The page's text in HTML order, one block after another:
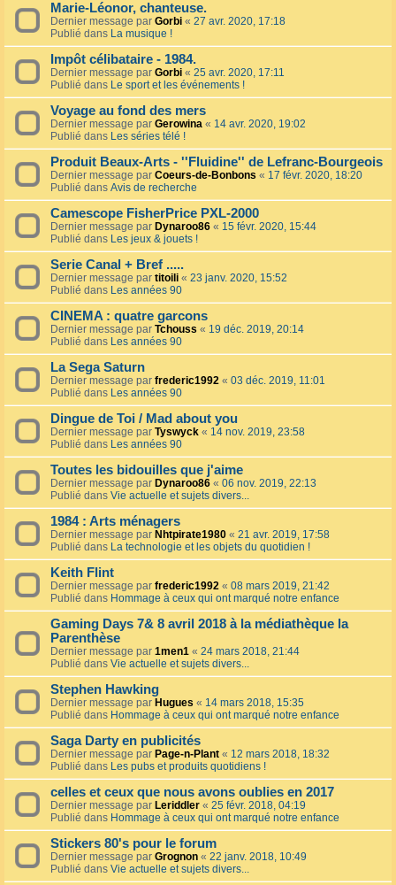
Marie-Léonor, chanteuse.
Dernier message par Gorbi « 27 avr. 2020, 17:18
Publié dans La musique !
Impôt célibataire - 1984.
Dernier message par Gorbi « 25 avr. 2020, 17:11
Publié dans Le sport et les événements !
Voyage au fond des mers
Dernier message par Gerowina « 14 avr. 2020, 19:02
Publié dans Les séries télé !
Produit Beaux-Arts - ''Fluidine'' de Lefranc-Bourgeois
Dernier message par Coeurs-de-Bonbons « 17 févr. 2020, 18:20
Publié dans Avis de recherche
Camescope FisherPrice PXL-2000
Dernier message par Dynaroo86 « 15 févr. 2020, 15:44
Publié dans Les jeux & jouets !
Serie Canal + Bref .....
Dernier message par titoili « 23 janv. 2020, 15:52
Publié dans Les années 90
CINEMA : quatre garcons
Dernier message par Tchouss « 19 déc. 2019, 20:14
Publié dans Les années 90
La Sega Saturn
Dernier message par frederic1992 « 03 déc. 2019, 11:01
Publié dans Les années 90
Dingue de Toi / Mad about you
Dernier message par Tyswyck « 14 nov. 2019, 23:58
Publié dans Les années 90
Toutes les bidouilles que j'aime
Dernier message par Dynaroo86 « 06 nov. 2019, 22:13
Publié dans Vie actuelle et sujets divers...
1984 : Arts ménagers
Dernier message par Nhtpirate1980 « 21 avr. 2019, 17:58
Publié dans La technologie et les objets du quotidien !
Keith Flint
Dernier message par frederic1992 « 08 mars 2019, 21:42
Publié dans Hommage à ceux qui ont marqué notre enfance
Gaming Days 7& 8 avril 2018 à la médiathèque la
Parenthèse
Dernier message par 1men1 « 24 mars 2018, 21:44
Publié dans Vie actuelle et sujets divers...
Stephen Hawking
Dernier message par Hugues « 14 mars 2018, 15:35
Publié dans Hommage à ceux qui ont marqué notre enfance
Saga Darty en publicités
Dernier message par Page-n-Plant « 12 mars 2018, 18:32
Publié dans Les pubs et produits quotidiens !
celles et ceux que nous avons oublies en 2017
Dernier message par Leriddler « 25 févr. 2018, 04:19
Publié dans Hommage à ceux qui ont marqué notre enfance
Stickers 80's pour le forum
Dernier message par Grognon « 22 janv. 2018, 10:49
Publié dans Vie actuelle et sujets divers...